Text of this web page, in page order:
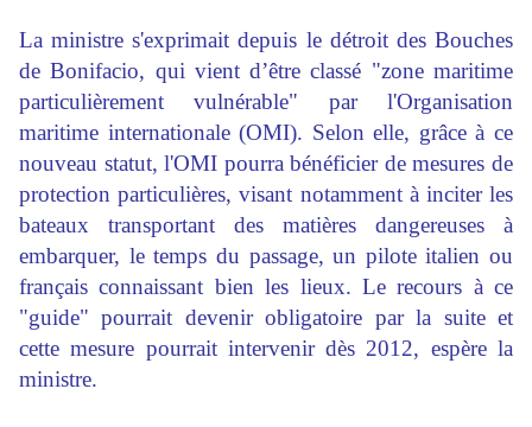
La ministre s'exprimait depuis le détroit des Bouches
de Bonifacio, qui vient d’être classé "zone maritime
particulièrement vulnérable" par l'Organisation
maritime internationale (OMI). Selon elle, grâce à ce
nouveau statut, l'OMI pourra bénéficier de mesures de
protection particulières, visant notamment à inciter les
bateaux transportant des matières dangereuses à
embarquer, le temps du passage, un pilote italien ou
français connaissant bien les lieux. Le recours à ce
"guide" pourrait devenir obligatoire par la suite et
cette mesure pourrait intervenir dès 2012, espère la
ministre.